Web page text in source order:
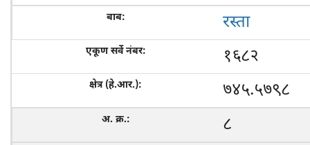
रस्ता
१६८२
७४५.५७९८
८